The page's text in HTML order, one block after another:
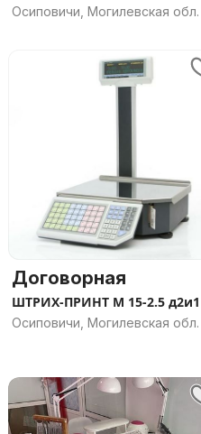
Осиповичи, Могилевская обл.
Договорная
ШТРИХ-ПРИНТ M 15-2.5 д2и1
Осиповичи, Могилевская обл.